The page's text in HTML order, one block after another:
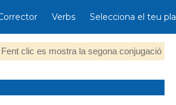
Verbs Selecciona el teu pla
Fent clic es mostra la segona conjugació